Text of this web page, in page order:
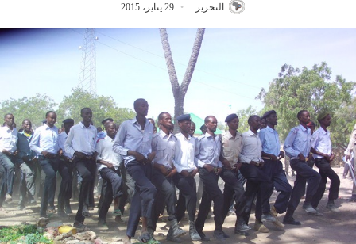
التحرير 29 يناير، 2015